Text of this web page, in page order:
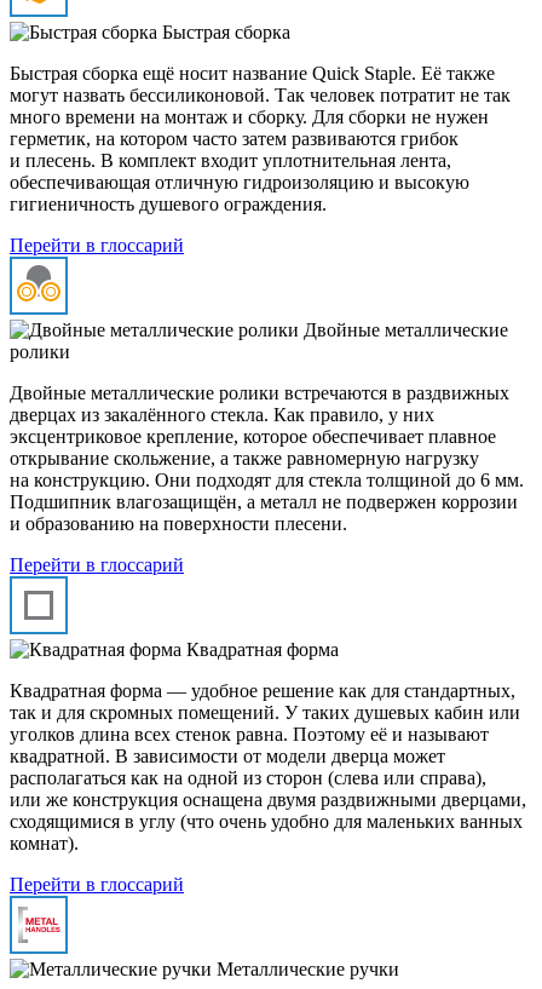
Быстрая сборка
Быстрая сборка ещё носит название Quick Staple. Её также
могут назвать бессиликоновой. Так человек потратит не так
много времени на монтаж и сборку. Для сборки не нужен
герметик, на котором часто затем развиваются грибок
и плесень. В комплект входит уплотнительная лента,
обеспечивающая отличную гидроизоляцию и высокую
гигиеничность душевого ограждения.
Перейти в глоссарий
Двойные металлические
ролики
Двойные металлические ролики встречаются в раздвижных
дверцах из закалённого стекла. Как правило, у них
эксцентриковое крепление, которое обеспечивает плавное
открывание скольжение, а также равномерную нагрузку
на конструкцию. Они подходят для стекла толщиной до 6 мм.
Подшипник влагозащищён, а металл не подвержен коррозии
и образованию на поверхности плесени.
Перейти в глоссарий
Квадратная форма
Квадратная форма — удобное решение как для стандартных,
так и для скромных помещений. У таких душевых кабин или
уголков длина всех стенок равна. Поэтому её и называют
квадратной. В зависимости от модели дверца может
располагаться как на одной из сторон (слева или справа),
или же конструкция оснащена двумя раздвижными дверцами,
сходящимися в углу (что очень удобно для маленьких ванных
комнат).
Перейти в глоссарий
Металлические ручки